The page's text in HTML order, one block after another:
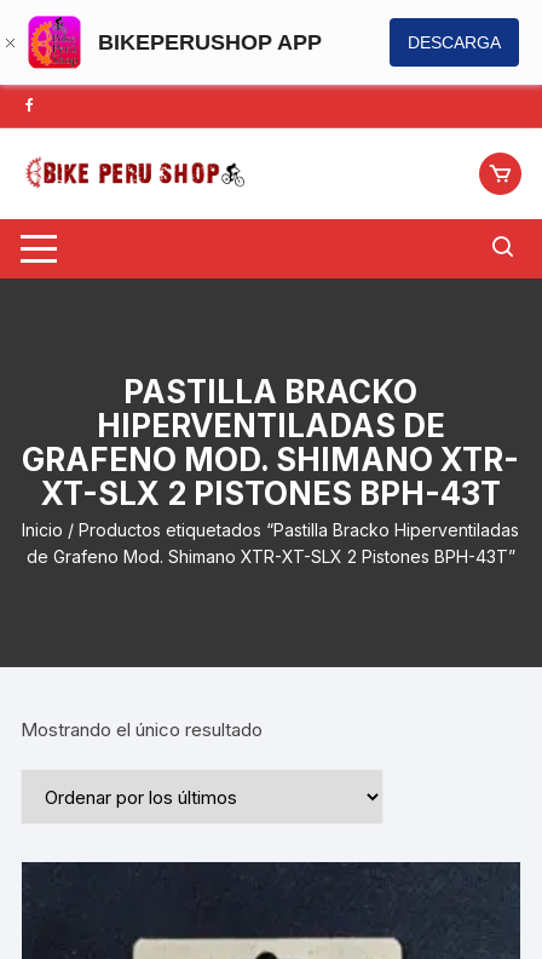
BIKEPERUSHOP APP DESCARGA
Saltar
al
contenido
PASTILLA BRACKO
HIPERVENTILADAS DE
GRAFENO MOD. SHIMANO XTR-
XT-SLX 2 PISTONES BPH-43T
Inicio / Productos etiquetados “Pastilla Bracko Hiperventiladas
de Grafeno Mod. Shimano XTR-XT-SLX 2 Pistones BPH-43T”
Mostrando el único resultado